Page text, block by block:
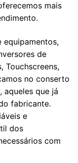
mais
equipamentos,
de
Touchscreens,
no conserto
aqueles que já
fabricante.
e
dos
com